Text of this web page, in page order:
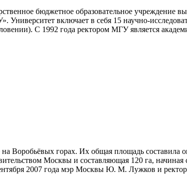
бюджетное образовательное учреждение
включает в себя 15 научно-
С 1992 года ректором МГУ является
Воробьёвых горах. Их общая площадь составила
Москвы и составляющая 120 га, начиная
2007 года мэр Москвы Ю. М. Лужков и